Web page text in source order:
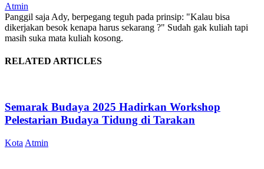
Atmin
Panggil saja Ady, berpegang teguh pada prinsip: "Kalau bisa
dikerjakan besok kenapa harus sekarang ?" Sudah gak kuliah tapi
masih suka mata kuliah kosong.
RELATED ARTICLES
Semarak Budaya 2025 Hadirkan Workshop
Pelestarian Budaya Tidung di Tarakan
Kota Atmin